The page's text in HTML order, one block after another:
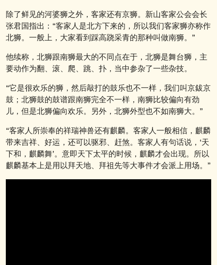
除了鲜见的河婆狮之外，客家还有京狮。新山客家公会会长
张君国指出：“客家人是北方下来的，所以我们客家狮亦称作
北狮。一般上，大家看到踩高跷采青的那种叫做南狮。”
他续称，北狮跟南狮最大的不同点在于，北狮是舞台狮，主
要动作为翻、滚、爬、跳、扑，当中参杂了一些杂技。
“它是很欢乐的狮，然后敲打的鼓乐也不一样，我们叫京鈸京
鼓；北狮鼓的鼓谱跟南狮完全不一样，南狮比较偏向有劲
儿，但是北狮偏向欢乐。另外，北狮外型也不如南狮大。”
“客家人所崇奉的祥瑞神兽还有麒麟。客家人一般相信，麒麟
带来吉祥、好运，还可以驱邪、赶煞。客家人有句话说，‘天
下和，麒麟舞’。意即天下太平的时候，麒麟才会出现。所以
麒麟基本上是用以拜天地、拜祖先等大事件才会派上用场。”